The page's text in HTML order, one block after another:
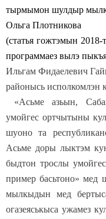
тырмымон шулдыр
Ольга Плотникова
(статья гожтэмын 2018-т
программаез вылэ
Ильгам Фидаелевич
районысь исполкомлэн
«Асьме азьын,
умойгес ортчытыны
шуоно та
Асьме доры лыктэм
быдтон трослы
пример басьтоно» мед
мылкыдын мед
огазеяськыса ужамез